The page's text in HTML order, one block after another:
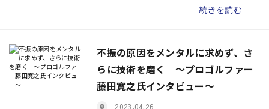
続きを読む
不振の原因をメンタルに求めず、さ
らに技術を磨く ～プロゴルファー
藤田寛之氏インタビュー～
2023.04.26